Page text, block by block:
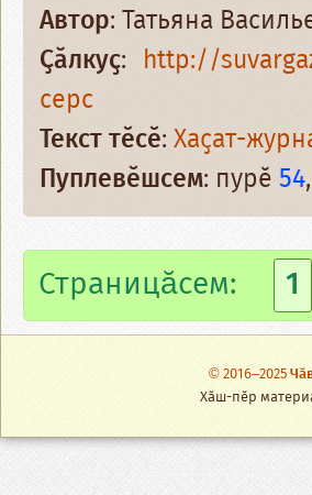
Автор: Татьяна
Ҫӑлкуҫ: http://
cepc
Текст тӗсӗ:Хаҫат-
Пуплевӗшсем: пурӗ54
Страницăсем: 1
© 2016–2025
Хӑш-пӗр